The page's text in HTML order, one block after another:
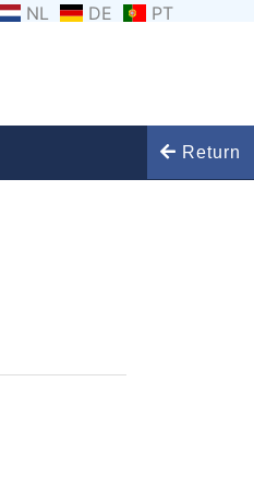
NL DE PT
Return